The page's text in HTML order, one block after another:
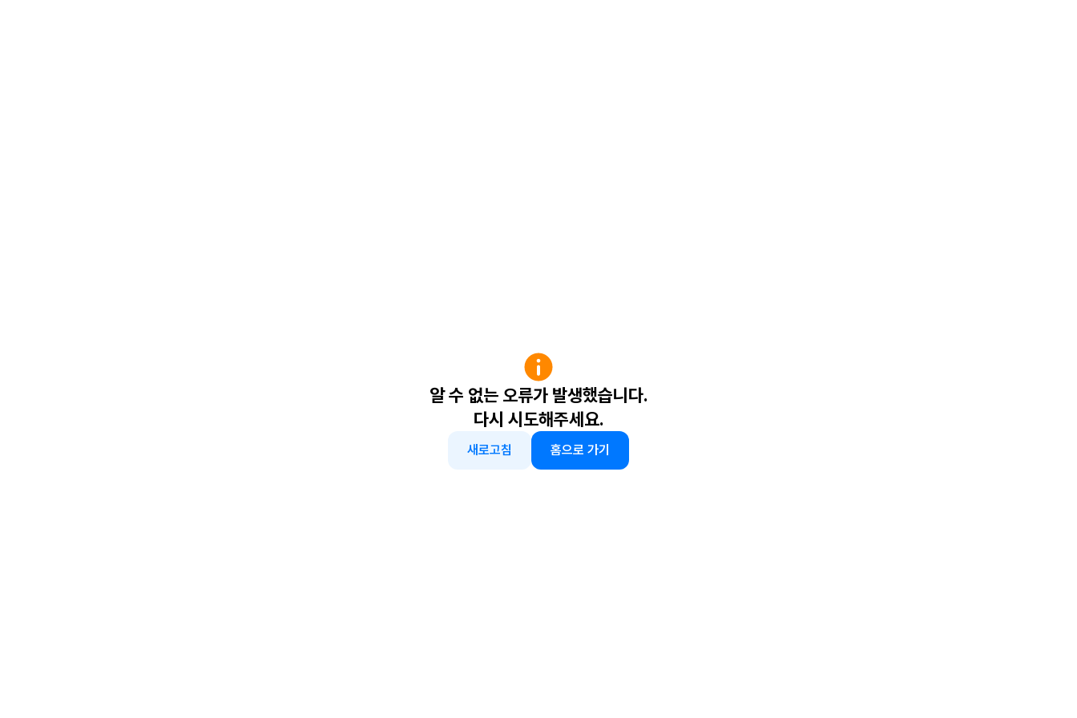
알 수 없는 오류가 발생했습니다.
다시 시도해주세요.
새로고침 홈으로 가기